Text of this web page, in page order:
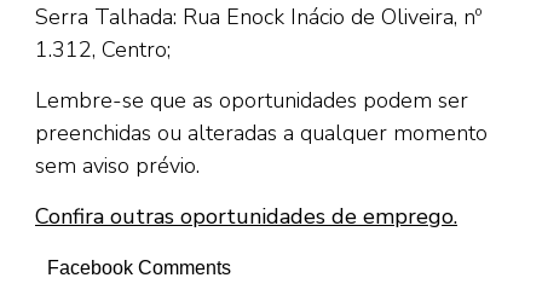
Serra Talhada: Rua Enock Inácio de Oliveira, nº
1.312, Centro;
Lembre-se que as oportunidades podem ser
preenchidas ou alteradas a qualquer momento
sem aviso prévio.
Confira outras oportunidades de emprego.
Facebook Comments